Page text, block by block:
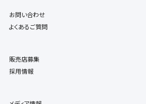
お問い合わせ
よくあるご質問
販売店募集
採用情報